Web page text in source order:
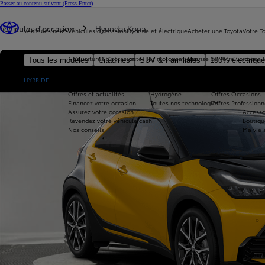
Passer au contenu suivant (Press Enter)
Véhicules neufs
Tous les modèles Citadines SUV & Familiales 100%
HYBRIDE
Véhicules d'occasion
Nos voitures d'occasion
Avantages Toyota Occasions
Offres et actualités
Financez votre occasion
Assurez votre occasion
Revendez votre véhicule cash
Nos conseils
Hybride et électrique
Toutes les motorisations
Hybride
Hydrogène
Toutes nos technologies
Acheter une Toyota
Reprise de votre voiture
Offres du moment
Offres Occasions
Offres
Votre
Toyota
Offres
Ma vie
Véhicules d'occasion Hyundai Kona